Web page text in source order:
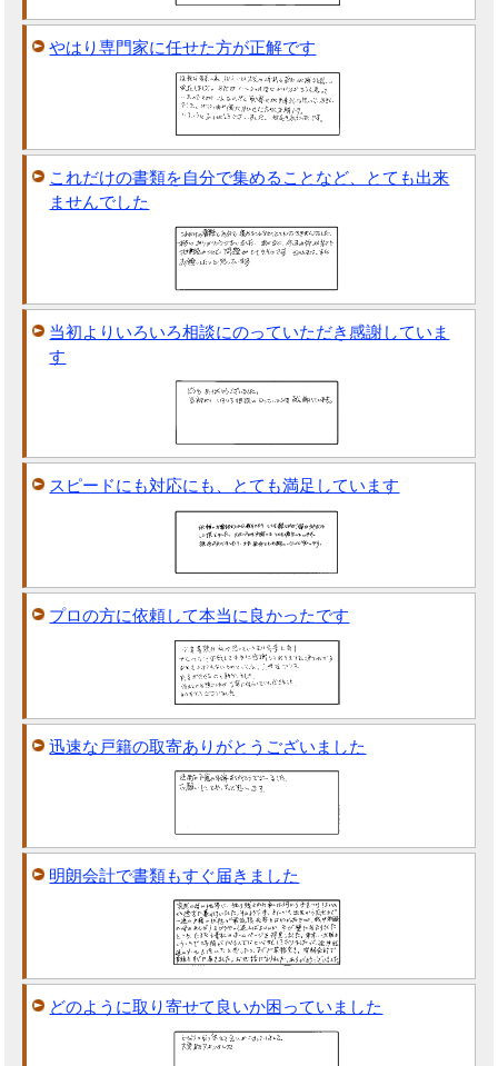
やはり専門家に任せた方が正解です
これだけの書類を自分で集めることなど、とても出来
ませんでした
当初よりいろいろ相談にのっていただき感謝していま
す
スピードにも対応にも、とても満足しています
プロの方に依頼して本当に良かったです
迅速な戸籍の取寄ありがとうございました
明朗会計で書類もすぐ届きました
どのように取り寄せて良いか困っていました